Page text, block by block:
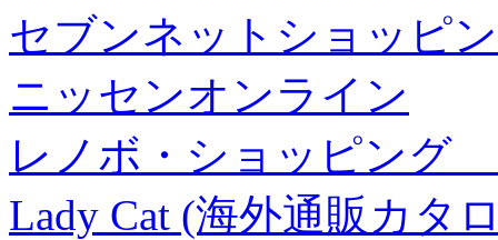
セブンネットショッピ
ニッセンオンライン
レノボ・ショッピング
Lady Cat (海外通販カタ